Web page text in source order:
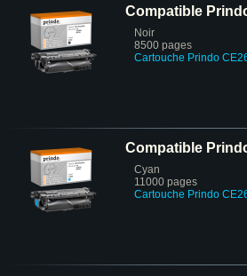
Compatible
Noir
8500 pages
Cartouche Prindo
Compatible
Cyan
11000 pages
Cartouche Prindo